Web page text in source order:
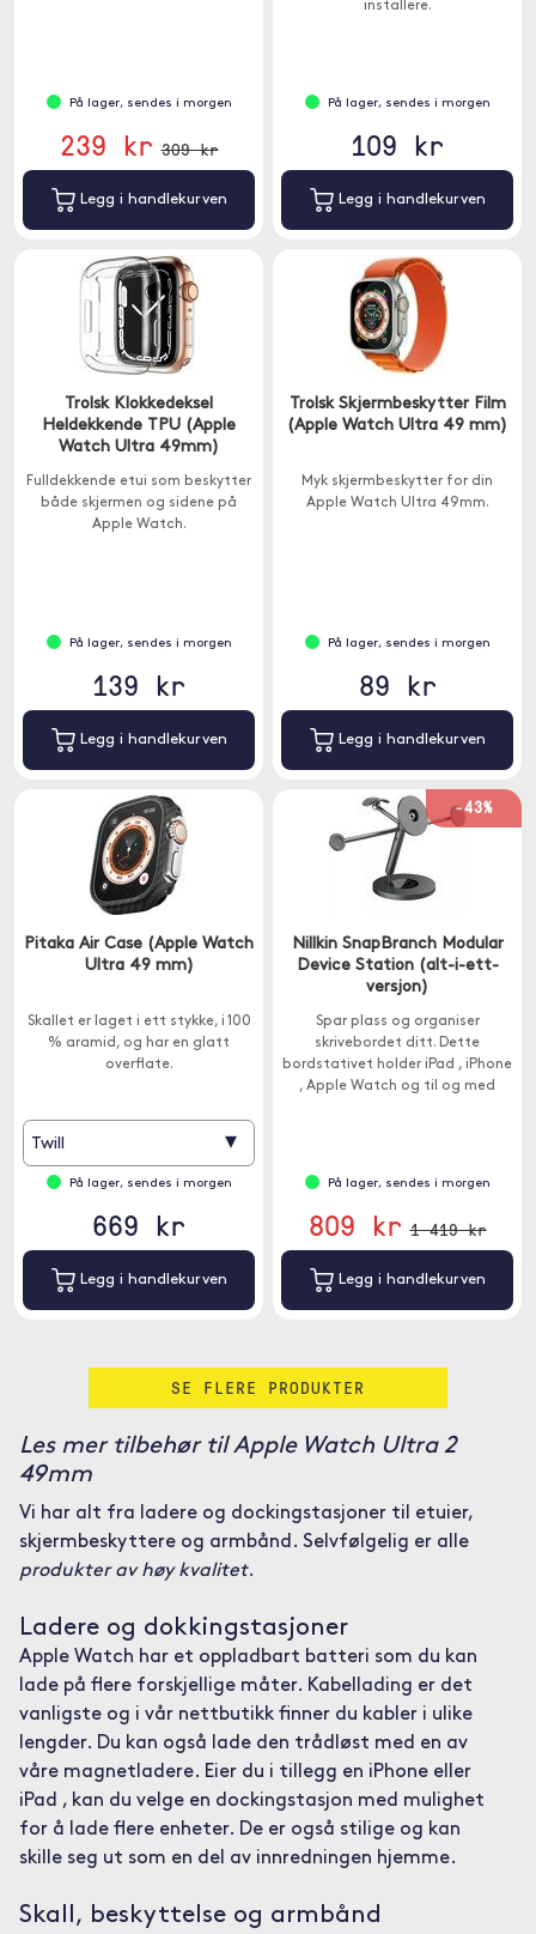
På lager, sendes i morgen
239 kr 309 kr
Legg i handlekurven
installere.
På lager, sendes i morgen
109 kr
Legg i handlekurven
Trolsk Klokkedeksel
Heldekkende TPU (Apple
Watch Ultra 49mm)
Fulldekkende etui som beskytter
både skjermen og sidene på
Apple Watch.
På lager, sendes i morgen
139 kr
Legg i handlekurven
Trolsk Skjermbeskytter Film
(Apple Watch Ultra 49 mm)
Myk skjermbeskytter for din
Apple Watch Ultra 49mm.
På lager, sendes i morgen
89 kr
Legg i handlekurven
Pitaka Air Case (Apple Watch
Ultra 49 mm)
Skallet er laget i ett stykke, i 100
% aramid, og har en glatt
overflate.
Twill ▾
På lager, sendes i morgen
669 kr
Legg i handlekurven
-43%
Nillkin SnapBranch Modular
Device Station (alt-i-ett-
versjon)
Spar plass og organiser
skrivebordet ditt. Dette
bordstativet holder iPad , iPhone
, Apple Watch og til og med
På lager, sendes i morgen
809 kr 1 419 kr
Legg i handlekurven
SE FLERE PRODUKTER
Les mer tilbehør til Apple Watch Ultra 2
49mm
Vi har alt fra ladere og dockingstasjoner til etuier,
skjermbeskyttere og armbånd. Selvfølgelig er alle
produkter av høy kvalitet.
Ladere og dokkingstasjoner
Apple Watch har et oppladbart batteri som du kan
lade på flere forskjellige måter. Kabellading er det
vanligste og i vår nettbutikk finner du kabler i ulike
lengder. Du kan også lade den trådløst med en av
våre magnetladere. Eier du i tillegg en iPhone eller
iPad , kan du velge en dockingstasjon med mulighet
for å lade flere enheter. De er også stilige og kan
skille seg ut som en del av innredningen hjemme.
Skall, beskyttelse og armbånd